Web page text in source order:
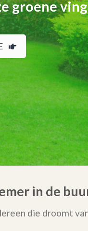
groene
in de
die droomt